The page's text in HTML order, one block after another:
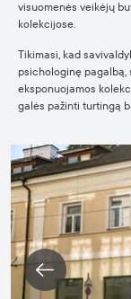
visuomenės veikėjų
kolekcijose.
Tikimasi, kad
psichologinę pagalbą,
eksponuojamos
galės pažinti turtingą